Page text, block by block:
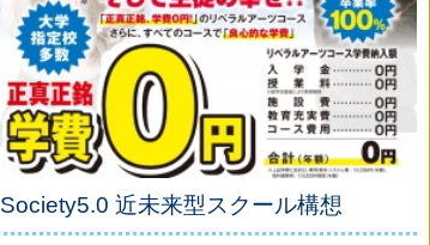
Society5.0 近未来型スクール構想